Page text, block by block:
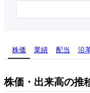
株価 業績 配当 沿
株価・出来高の推